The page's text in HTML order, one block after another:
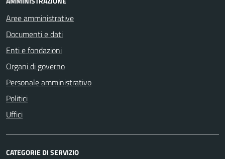
Aree amministrative
Documenti e dati
Enti e fondazioni
Organi di governo
Personale amministrativo
Politici
Uffici
CATEGORIE DI SERVIZIO